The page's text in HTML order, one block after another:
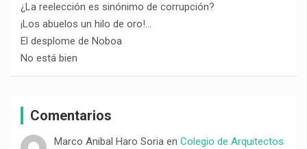
¿La reelección es sinónimo de corrupción?
¡Los abuelos un hilo de oro!…
El desplome de Noboa
No está bien
Comentarios
Marco Anibal Haro Soriaen Colegio de Arquitectos